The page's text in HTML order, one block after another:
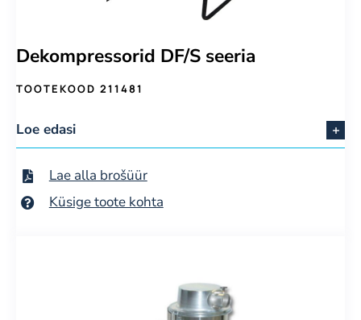
Dekompressorid DF/S seeria
TOOTEKOOD 211481
Loe edasi
Lae alla brošüür
Küsige toote kohta